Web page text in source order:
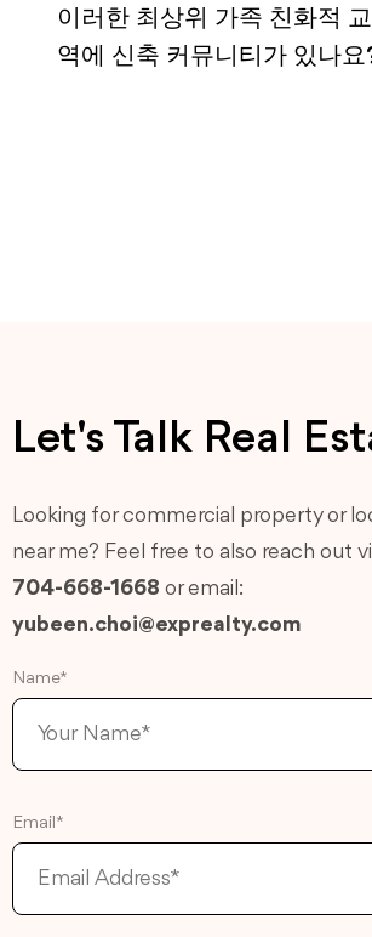
이러한 최상위 가족 친화적 교
역에 신축 커뮤니티가 있나요
Let's Talk Real
Looking for commercial property or
near me? Feel free to also reach out
704-668-1668 or email:
yubeen.choi@exprealty.com
Name*
Email*